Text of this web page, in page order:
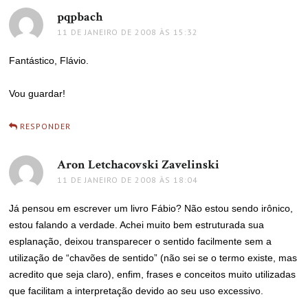
pqpbachdisse:
11 DE JANEIRO DE 2008 ÀS 15:32
Fantástico, Flávio.
Vou guardar!
RESPONDER
Aron Letchacovski Zavelinski
11 DE JANEIRO DE 2008 ÀS 18:04
Já pensou em escrever um livro Fábio? Não estou sendo irônico,
estou falando a verdade. Achei muito bem estruturada sua
esplanação, deixou transparecer o sentido facilmente sem a
utilização de “chavões de sentido” (não sei se o termo existe, mas
acredito que seja claro), enfim, frases e conceitos muito utilizadas
que facilitam a interpretação devido ao seu uso excessivo.